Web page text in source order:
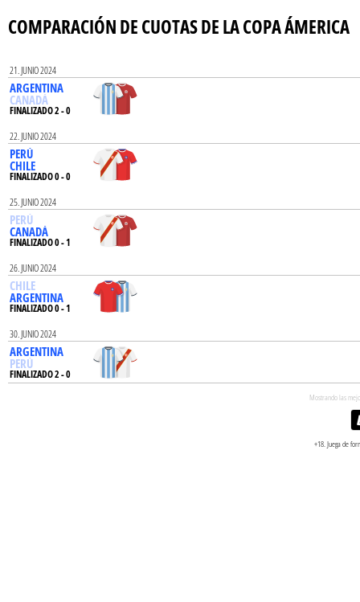
COMPARACIÓN DE CUOTAS DE LA COPA ÁMERICA
21. JUNIO 2024
ARGENTINA
CANADÁ
FINALIZADO 2 - 0
22. JUNIO 2024
PERÚ
CHILE
FINALIZADO 0 - 0
25. JUNIO 2024
PERÚ
CANADÁ
FINALIZADO 0 - 1
26. JUNIO 2024
CHILE
ARGENTINA
FINALIZADO 0 - 1
30. JUNIO 2024
ARGENTINA
PERÚ
FINALIZADO 2 - 0
Mostrando las
+18. Juega de